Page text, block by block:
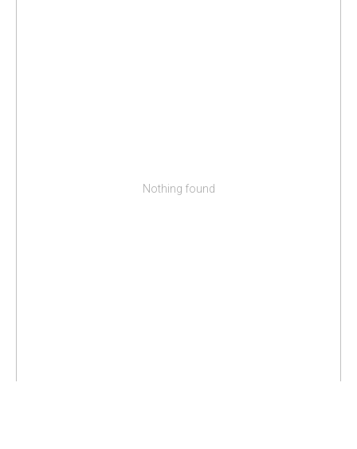
Nothing found